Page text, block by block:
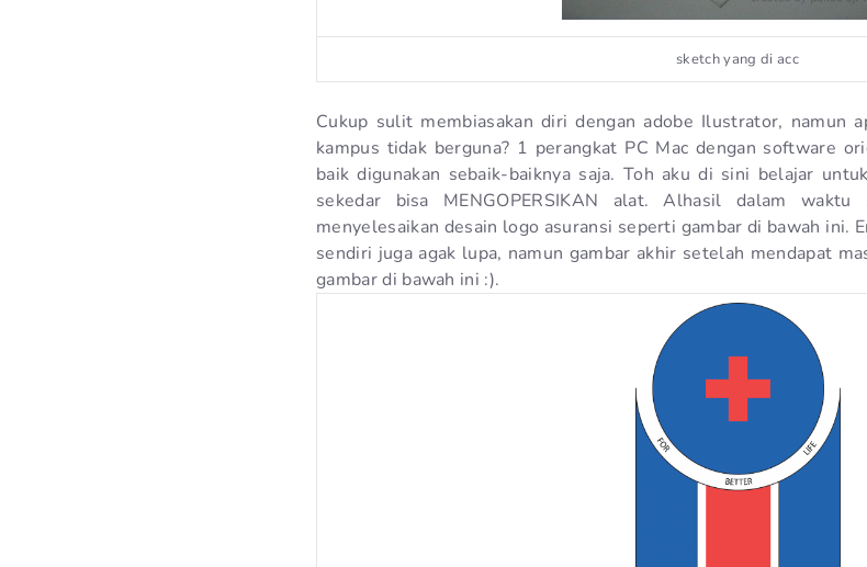
sketch yang di acc
Cukup sulit membiasakan diri dengan adobe Ilustrator, namun
kampus tidak berguna? 1 perangkat PC Mac dengan software
baik digunakan sebaik-baiknya saja. Toh aku di sini belajar
sekedar bisa MENGOPERSIKAN alat. Alhasil dalam
menyelesaikan desain logo asuransi seperti gambar di bawah ini.
sendiri juga agak lupa, namun gambar akhir setelah mendapat
gambar di bawah ini :).